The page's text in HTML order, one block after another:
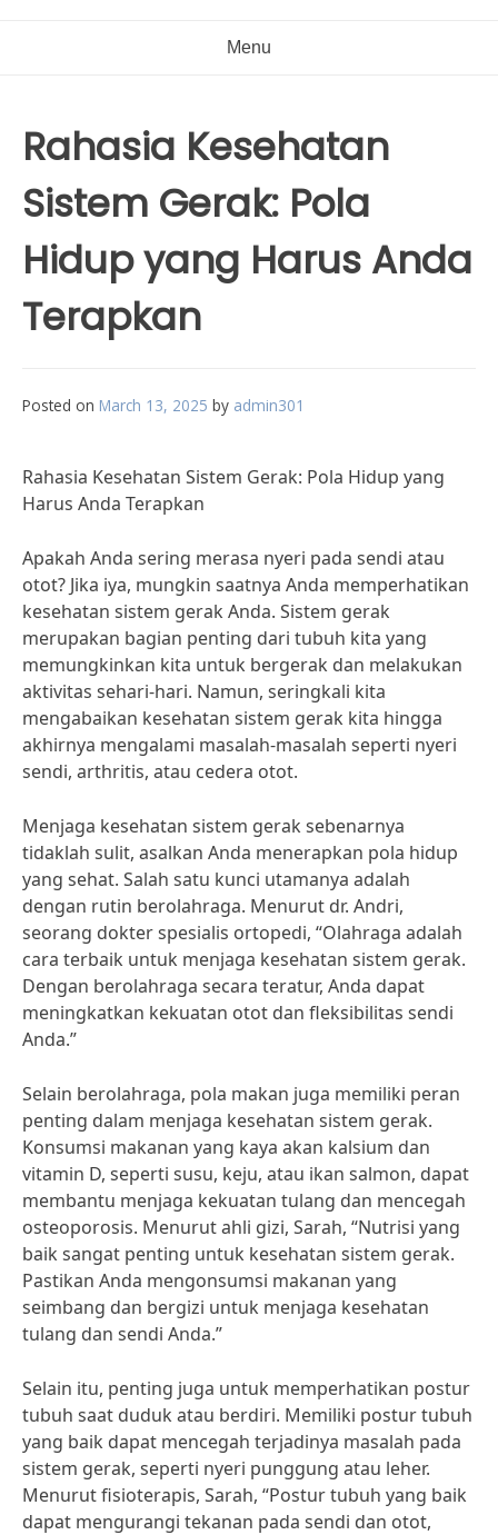
Menu
Rahasia Kesehatan
Sistem Gerak: Pola
Hidup yang Harus Anda
Terapkan
Posted on March 13, 2025 by admin301
Rahasia Kesehatan Sistem Gerak: Pola Hidup yang
Harus Anda Terapkan
Apakah Anda sering merasa nyeri pada sendi atau
otot? Jika iya, mungkin saatnya Anda memperhatikan
kesehatan sistem gerak Anda. Sistem gerak
merupakan bagian penting dari tubuh kita yang
memungkinkan kita untuk bergerak dan melakukan
aktivitas sehari-hari. Namun, seringkali kita
mengabaikan kesehatan sistem gerak kita hingga
akhirnya mengalami masalah-masalah seperti nyeri
sendi, arthritis, atau cedera otot.
Menjaga kesehatan sistem gerak sebenarnya
tidaklah sulit, asalkan Anda menerapkan pola hidup
yang sehat. Salah satu kunci utamanya adalah
dengan rutin berolahraga. Menurut dr. Andri,
seorang dokter spesialis ortopedi, “Olahraga adalah
cara terbaik untuk menjaga kesehatan sistem gerak.
Dengan berolahraga secara teratur, Anda dapat
meningkatkan kekuatan otot dan fleksibilitas sendi
Anda.”
Selain berolahraga, pola makan juga memiliki peran
penting dalam menjaga kesehatan sistem gerak.
Konsumsi makanan yang kaya akan kalsium dan
vitamin D, seperti susu, keju, atau ikan salmon, dapat
membantu menjaga kekuatan tulang dan mencegah
osteoporosis. Menurut ahli gizi, Sarah, “Nutrisi yang
baik sangat penting untuk kesehatan sistem gerak.
Pastikan Anda mengonsumsi makanan yang
seimbang dan bergizi untuk menjaga kesehatan
tulang dan sendi Anda.”
Selain itu, penting juga untuk memperhatikan postur
tubuh saat duduk atau berdiri. Memiliki postur tubuh
yang baik dapat mencegah terjadinya masalah pada
sistem gerak, seperti nyeri punggung atau leher.
Menurut fisioterapis, Sarah, “Postur tubuh yang baik
dapat mengurangi tekanan pada sendi dan otot,